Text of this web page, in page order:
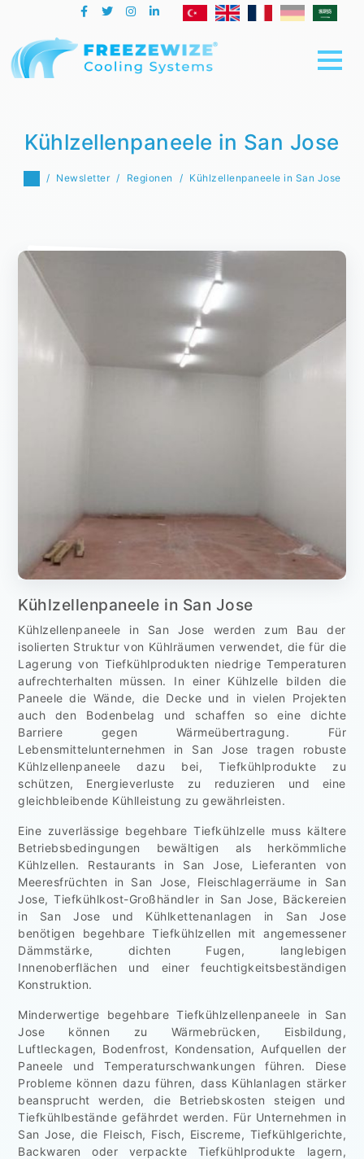
Kühlzellenpaneele in San Jose
Newsletter Regionen Kühlzellenpaneele in San Jose
Kühlzellenpaneele in San Jose
Kühlzellenpaneele in San Jose werden zum Bau der
isolierten Struktur von Kühlräumen verwendet, die für die
Lagerung von Tiefkühlprodukten niedrige Temperaturen
aufrechterhalten müssen. In einer Kühlzelle bilden die
Paneele die Wände, die Decke und in vielen Projekten
auch den Bodenbelag und schaffen so eine dichte
Barriere gegen Wärmeübertragung. Für
Lebensmittelunternehmen in San Jose tragen robuste
Kühlzellenpaneele dazu bei, Tiefkühlprodukte zu
schützen, Energieverluste zu reduzieren und eine
gleichbleibende Kühlleistung zu gewährleisten.
Eine zuverlässige begehbare Tiefkühlzelle muss kältere
Betriebsbedingungen bewältigen als herkömmliche
Kühlzellen. Restaurants in San Jose, Lieferanten von
Meeresfrüchten in San Jose, Fleischlagerräume in San
Jose, Tiefkühlkost-Großhändler in San Jose, Bäckereien
in San Jose und Kühlkettenanlagen in San Jose
benötigen begehbare Tiefkühlzellen mit angemessener
Dämmstärke, dichten Fugen, langlebigen
Innenoberflächen und einer feuchtigkeitsbeständigen
Konstruktion.
Minderwertige begehbare Tiefkühlzellenpaneele in San
Jose können zu Wärmebrücken, Eisbildung,
Luftleckagen, Bodenfrost, Kondensation, Aufquellen der
Paneele und Temperaturschwankungen führen. Diese
Probleme können dazu führen, dass Kühlanlagen stärker
beansprucht werden, die Betriebskosten steigen und
Tiefkühlbestände gefährdet werden. Für Unternehmen in
San Jose, die Fleisch, Fisch, Eiscreme, Tiefkühlgerichte,
Backwaren oder verpackte Tiefkühlprodukte lagern,